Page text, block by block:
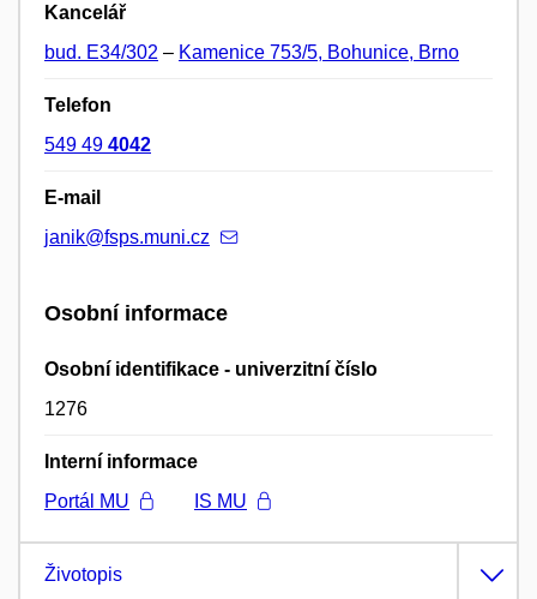
Kancelář
bud. E34/302 – Kamenice 753/5, Bohunice, Brno
Telefon
549 49 4042
E-mail
janik@fsps.muni.cz
Osobní informace
Osobní identifikace - univerzitní číslo
1276
Interní informace
Portál MU
IS MU
Životopis